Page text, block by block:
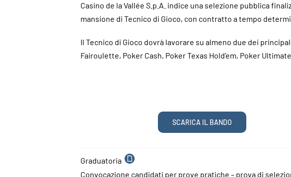
Casino de la Vallée S.p.A. indice una selezione pubblica
mansione di Tecnico di Gioco, con contratto a tempo
Il Tecnico di Gioco dovrà lavorare su almeno due dei
Fairoulette, Poker Cash, Poker Texas Hold’em, Poker
SCARICA IL BANDO
Graduatoria o
Convocazione candidati per prove pratiche – prova di